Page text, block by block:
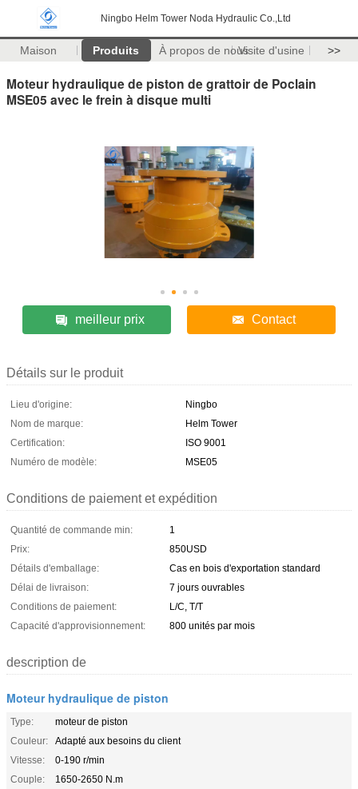
Ningbo Helm Tower Noda Hydraulic Co.,Ltd
Maison Produits À propos de nousVisite d'usine >>
Moteur hydraulique de piston de grattoir de Poclain
MSE05 avec le frein à disque multi
meilleur prix Contact
Détails sur le produit
Lieu d'origine:
Ningbo
Nom de marque:
Helm Tower
Certification:
ISO 9001
Numéro de modèle:
MSE05
Conditions de paiement et expédition
Quantité de commande min:
1
Prix:
850USD
Détails d'emballage:
Cas en bois d'exportation standard
Délai de livraison:
7 jours ouvrables
Conditions de paiement:
L/C, T/T
Capacité d'approvisionnement:
800 unités par mois
description de
Moteur hydraulique de piston
Type:
moteur de piston
Couleur:
Adapté aux besoins du client
Vitesse:
0-190 r/min
Couple:
1650-2650 N.m